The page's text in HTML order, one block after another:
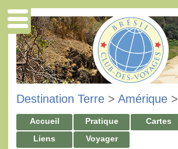
Destination Terre > Amérique >
Accueil Pratique Cartes
Liens
Voyager